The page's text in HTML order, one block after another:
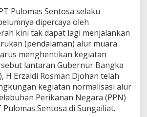
G
u
g
a
t
a
n
P
T
P
u
Pulomas Sentosa selaku
dipercaya oleh
kini tak dapat lagi menjalankan
(pendalaman) alur muara
menghentikan kegiatan
lantaran Gubernur Bangka
H Erzaldi Rosman Djohan telah
kegiatan normalisasi alur
Perikanan Negara (PPN)
Sentosa di Sungailiat.